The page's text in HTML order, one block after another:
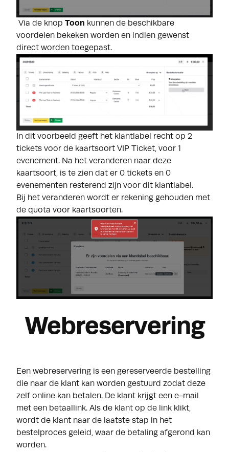
Via de knop Toon kunnen de beschikbare
voordelen bekeken worden en indien gewenst
direct worden toegepast.
In dit voorbeeld geeft het klantlabel recht op 2
tickets voor de kaartsoort VIP Ticket, voor 1
evenement. Na het veranderen naar deze
kaartsoort, is te zien dat er 0 tickets en 0
evenementen resterend zijn voor dit klantlabel.
Bij het veranderen wordt er rekening gehouden met
de quota voor kaartsoorten.
Webreservering
Een webreservering is een gereserveerde bestelling
die naar de klant kan worden gestuurd zodat deze
zelf online kan betalen. De klant krijgt een e-mail
met een betaallink. Als de klant op de link klikt,
wordt de klant naar de laatste stap in het
bestelproces geleid, waar de betaling afgerond kan
worden.